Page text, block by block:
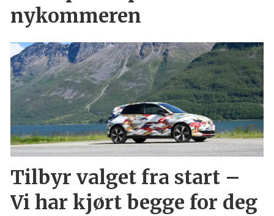
nykommeren
Tilbyr valget fra start –
Vi har kjørt begge for deg